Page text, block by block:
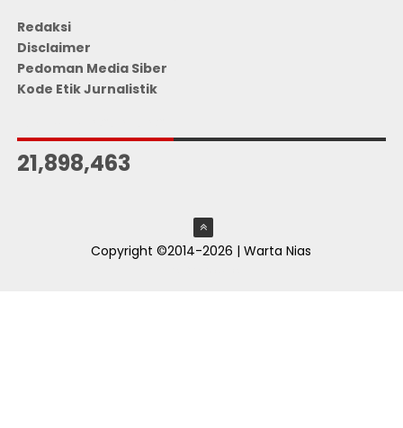
Redaksi
Disclaimer
Pedoman Media Siber
Kode Etik Jurnalistik
21,898,463
Copyright ©2014-2026 | Warta Nias